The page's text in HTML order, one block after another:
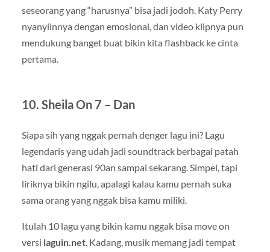
seseorang yang “harusnya” bisa jadi jodoh. Katy Perry
nyanyiinnya dengan emosional, dan video klipnya pun
mendukung banget buat bikin kita flashback ke cinta
pertama.
10. Sheila On 7 – Dan
Siapa sih yang nggak pernah denger lagu ini? Lagu
legendaris yang udah jadi soundtrack berbagai patah
hati dari generasi 90an sampai sekarang. Simpel, tapi
liriknya bikin ngilu, apalagi kalau kamu pernah suka
sama orang yang nggak bisa kamu miliki.
Itulah 10 lagu yang bikin kamu nggak bisa move on
versi laguin.net. Kadang, musik memang jadi tempat